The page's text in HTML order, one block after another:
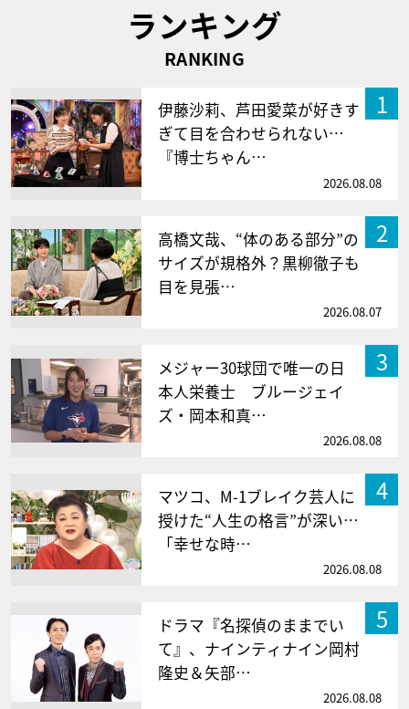
ランキング
RANKING
1
伊藤沙莉、芦田愛菜が好きす
ぎて目を合わせられない…
『博士ちゃん…
2026.08.08
2
高橋文哉、“体のある部分”の
サイズが規格外？黒柳徹子も
目を見張…
2026.08.07
3
メジャー30球団で唯一の日
本人栄養士 ブルージェイ
ズ・岡本和真…
2026.08.08
4
マツコ、M-1ブレイク芸人に
授けた“人生の格言”が深い…
「幸せな時…
2026.08.08
5
ドラマ『名探偵のままでい
て』、ナインティナイン岡村
隆史＆矢部…
2026.08.08